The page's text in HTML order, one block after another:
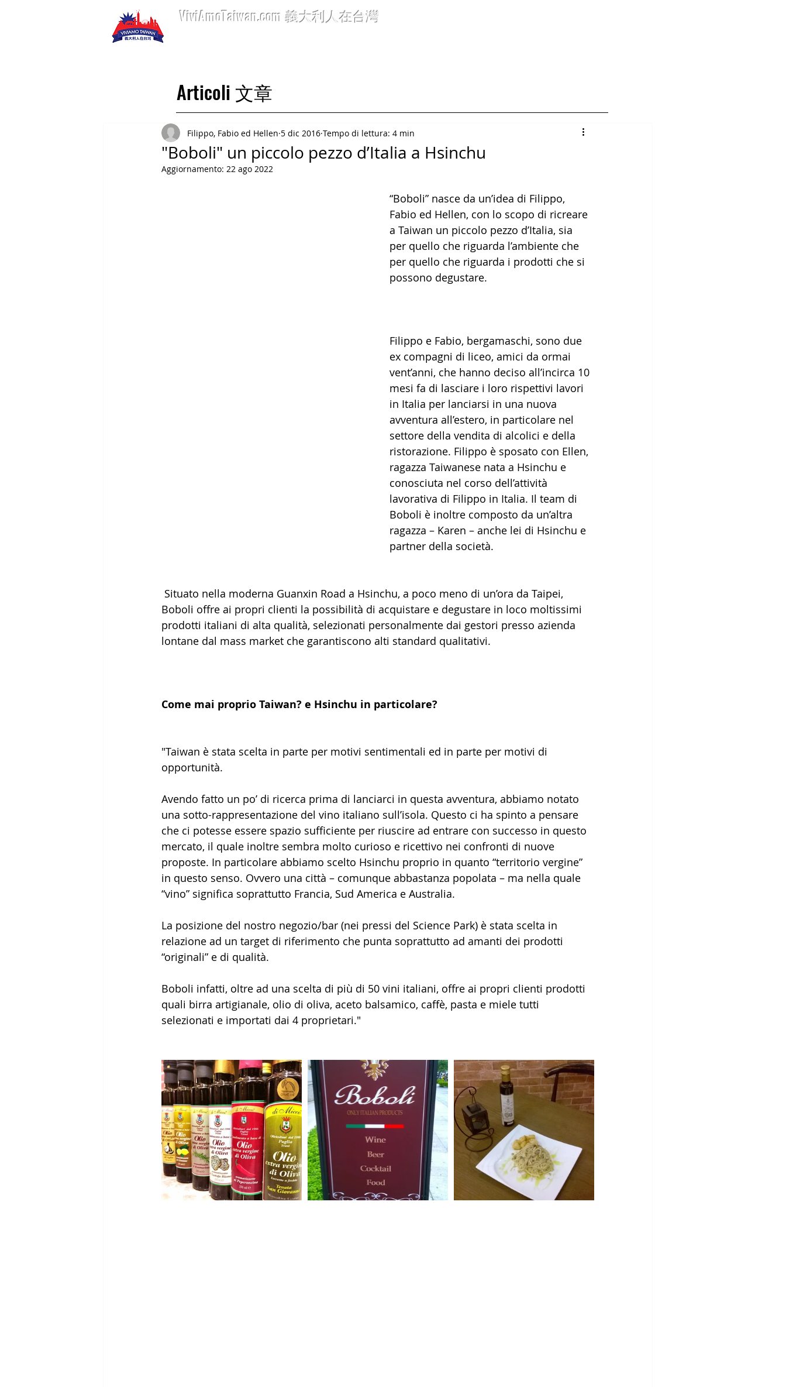
ViviAmoTaiwan.com義大利人在台灣
"Boboli" un piccolo pezzo d’Italia a Hsinchu
Filippo, Fabio ed Hellen 5 dic 2016 Tempo di lettura: 4 min
Aggiornamento: 22 ago 2022
“Boboli” nasce da un’idea di Filippo,
Fabio ed Hellen, con lo scopo di ricreare
a Taiwan un piccolo pezzo d’Italia, sia
per quello che riguarda l’ambiente che
per quello che riguarda i prodotti che si
possono degustare.
Filippo e Fabio, bergamaschi, sono due
ex compagni di liceo, amici da ormai
vent’anni, che hanno deciso all’incirca 10
mesi fa di lasciare i loro rispettivi lavori
in Italia per lanciarsi in una nuova
avventura all’estero, in particolare nel
settore della vendita di alcolici e della
ristorazione. Filippo è sposato con Ellen,
ragazza Taiwanese nata a Hsinchu e
conosciuta nel corso dell’attività
lavorativa di Filippo in Italia. Il team di
Boboli è inoltre composto da un’altra
ragazza – Karen – anche lei di Hsinchu e
partner della società.
Boboli offre ai propri clienti la possibilità di acquistare e degustare in loco moltissimi
prodotti italiani di alta qualità, selezionati personalmente dai gestori presso azienda
lontane dal mass market che garantiscono alti standard qualitativi.
Come mai proprio Taiwan? e Hsinchu in particolare?
"Taiwan è stata scelta in parte per motivi sentimentali ed in parte per motivi di
opportunità.
Avendo fatto un po’ di ricerca prima di lanciarci in questa avventura, abbiamo notato
una sotto-rappresentazione del vino italiano sull’isola. Questo ci ha spinto a pensare
che ci potesse essere spazio sufficiente per riuscire ad entrare con successo in questo
mercato, il quale inoltre sembra molto curioso e ricettivo nei confronti di nuove
proposte. In particolare abbiamo scelto Hsinchu proprio in quanto “territorio vergine”
in questo senso. Ovvero una città – comunque abbastanza popolata – ma nella quale
“vino” significa soprattutto Francia, Sud America e Australia.
La posizione del nostro negozio/bar (nei pressi del Science Park) è stata scelta in
relazione ad un target di riferimento che punta soprattutto ad amanti dei prodotti
“originali” e di qualità.
Boboli infatti, oltre ad una scelta di più di 50 vini italiani, offre ai propri clienti prodotti
quali birra artigianale, olio di oliva, aceto balsamico, caffè, pasta e miele tutti
selezionati e importati dai 4 proprietari."
Articoli 文章